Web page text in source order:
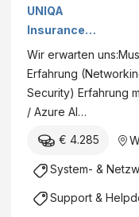
Platform
(w/m/d)
UNIQA
Insurance
Group AG
Wir erwarten
Erfahrung
Security) Erfahrung
/ Azure AI…
€ 4.285
System- &
Support &